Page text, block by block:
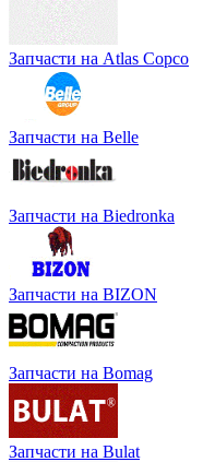
Запчасти на Atlas Copco
Запчасти на Belle
Запчасти на Biedronka
Запчасти на BIZON
Запчасти на Bomag
Запчасти на Bulat